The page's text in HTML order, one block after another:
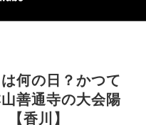
何の日？かつて
善通寺の大会陽
【香川】